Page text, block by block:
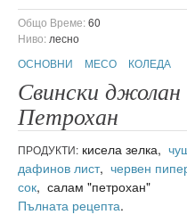
Общо Време:60
Ниво: лесно
ОСНОВНИ
МЕСО КОЛЕДА
Свински джолан
Петрохан
ПРОДУКТИ: кисела зелка,
дафинов лист, червен
сок, салам "петрохан"
Пълната рецепта.